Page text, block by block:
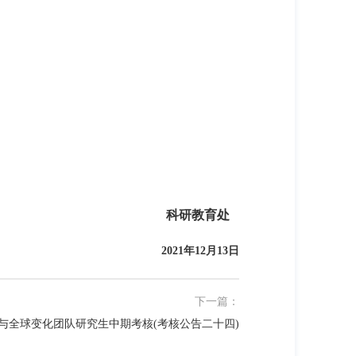
科研教育处
2021年12月13日
下一篇：
全球变化团队研究生中期考核(考核公告二十四)